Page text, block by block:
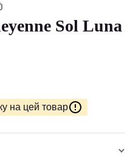
Sol Luna
на цей товар